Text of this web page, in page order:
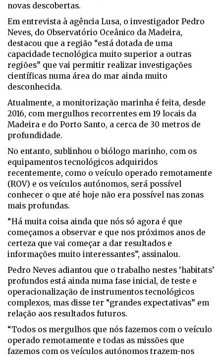
novas descobertas.
Em entrevista à agência Lusa, o investigador Pedro
Neves, do Observatório Oceânico da Madeira,
destacou que a região “está dotada de uma
capacidade tecnológica muito superior a outras
regiões” que vai permitir realizar investigações
científicas numa área do mar ainda muito
desconhecida.
Atualmente, a monitorização marinha é feita, desde
2016, com mergulhos recorrentes em 19 locais da
Madeira e do Porto Santo, a cerca de 30 metros de
profundidade.
No entanto, sublinhou o biólogo marinho, com os
equipamentos tecnológicos adquiridos
recentemente, como o veículo operado remotamente
(ROV) e os veículos autónomos, será possível
conhecer o que até hoje não era possível nas zonas
mais profundas.
“Há muita coisa ainda que nós só agora é que
começamos a observar e que nos próximos anos de
certeza que vai começar a dar resultados e
informações muito interessantes”, assinalou.
Pedro Neves adiantou que o trabalho nestes ‘habitats’
profundos está ainda numa fase inicial, de teste e
operacionalização de instrumentos tecnológicos
complexos, mas disse ter “grandes expectativas” em
relação aos resultados futuros.
“Todos os mergulhos que nós fazemos com o veículo
operado remotamente e todas as missões que
fazemos com os veículos autónomos trazem-nos